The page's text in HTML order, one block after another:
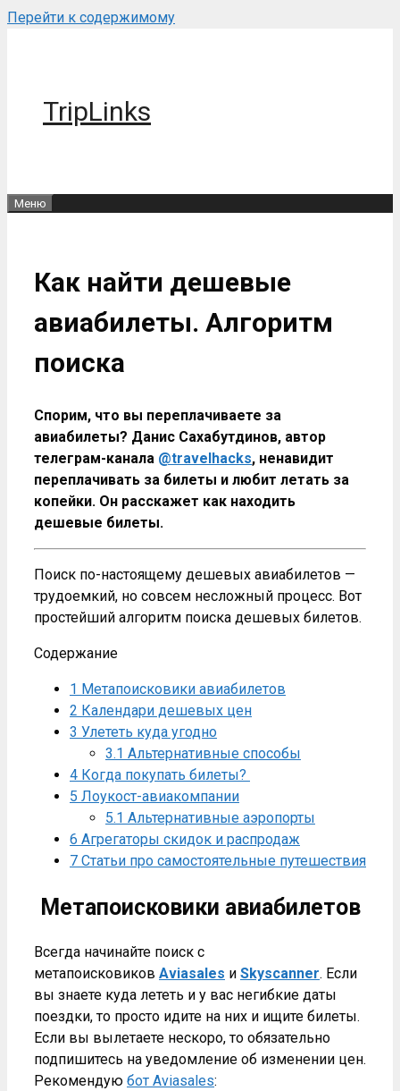
Перейти к содержимому
TripLinks
Меню
Как найти дешевые
авиабилеты. Алгоритм
поиска
Спорим, что вы переплачиваете за
авиабилеты? Данис Сахабутдинов, автор
телеграм-канала @travelhacks, ненавидит
переплачивать за билеты и любит летать за
копейки. Он расскажет как находить
дешевые билеты.
Поиск по-настоящему дешевых авиабилетов —
трудоемкий, но совсем несложный процесс. Вот
простейший алгоритм поиска дешевых билетов.
Содержание
1 Метапоисковики авиабилетов
2 Календари дешевых цен
3 Улететь куда угодно
3.1 Альтернативные способы
4 Когда покупать билеты?
5 Лоукост-авиакомпании
5.1 Альтернативные аэропорты
6 Агрегаторы скидок и распродаж
7 Статьи про самостоятельные путешествия
Метапоисковики авиабилетов
Всегда начинайте поиск с
метапоисковиков Aviasales и Skyscanner. Если
вы знаете куда лететь и у вас негибкие даты
поездки, то просто идите на них и ищите билеты.
Если вы вылетаете нескоро, то обязательно
подпишитесь на уведомление об изменении цен.
Рекомендую бот Aviasales: